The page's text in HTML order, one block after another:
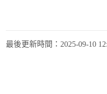
最後更新時間： 2025-09-10